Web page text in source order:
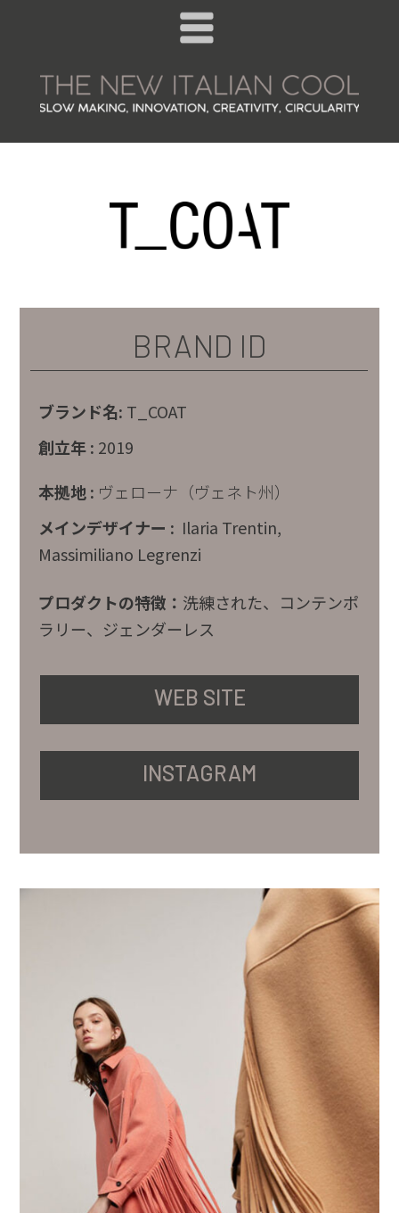
BRAND ID
ブランド名: T_COAT
創立年 : 2019
本拠地: ヴェローナ（ヴェネト州）
メインデザイナー : Ilaria Trentin,
Massimiliano Legrenzi
プロダクトの特徴： 洗練された、コンテンポ
ラリー、ジェンダーレス
WEB SITE
INSTAGRAM